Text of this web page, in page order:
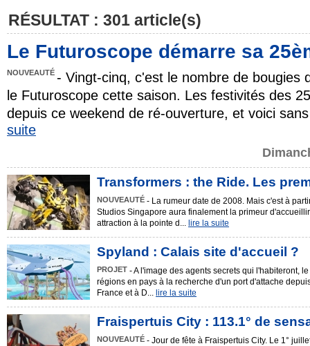
RÉSULTAT : 301 article(s)
Le Futuroscope démarre sa
NOUVEAUTÉ - Vingt-cinq, c'est le nombre de bougies
le Futuroscope cette saison. Les festivités des
depuis ce weekend de ré-ouverture, et voici
suite
Transformers : the Ride. Les
NOUVEAUTÉ - La rumeur date de 2008. Mais c'est à
Studios Singapore aura finalement la primeur
attraction à la pointe d... lire la suite
Spyland : Calais site d'accueil ?
PROJET - A l'image des agents secrets qui l'habiteront,
régions en pays à la recherche d'un port d'attache
France et à D... lire la suite
Fraispertuis City : 113.1° de
NOUVEAUTÉ - Jour de fête à Fraispertuis City. Le 1°